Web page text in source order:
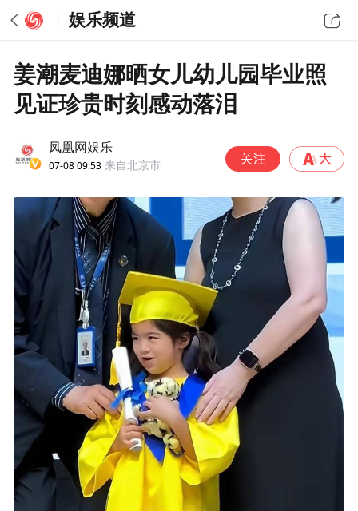
娱乐频道
姜潮麦迪娜晒女儿幼儿园毕业照
见证珍贵时刻感动落泪
凤凰网娱乐
07-08 09:53 来自北京市